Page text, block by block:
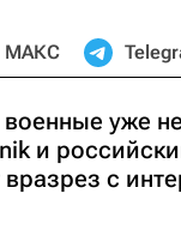
МАКС
уже
и
с